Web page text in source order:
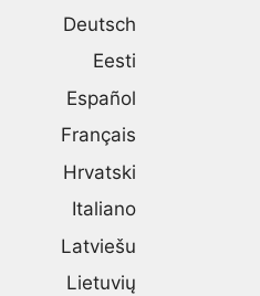
Deutsch
Eesti
Español
Français
Hrvatski
Italiano
Latviešu
Lietuvių